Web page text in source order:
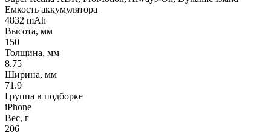
Емкость аккумулятора
4832 mAh
Высота, мм
150
Толщина, мм
8.75
Ширина, мм
71.9
Группа в подборке
iPhone
Вес, г
206